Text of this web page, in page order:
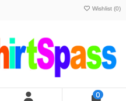
Wishlist (0)
0